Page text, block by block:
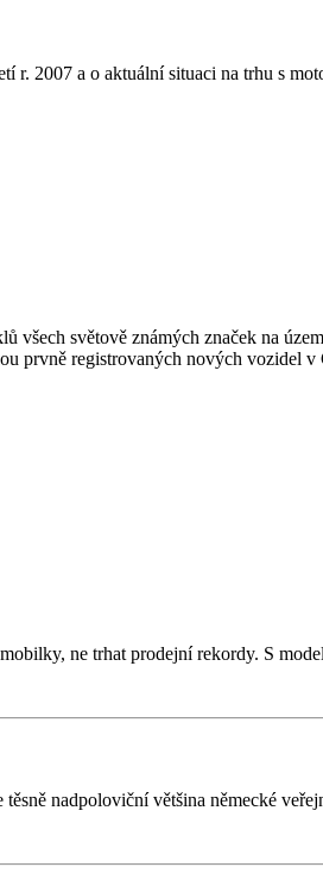
r. 2007 a o aktuální situaci na trhu s
světově známých značek na
prvně registrovaných nových vozidel v
ne trhat prodejní rekordy. S
nadpoloviční většina německé